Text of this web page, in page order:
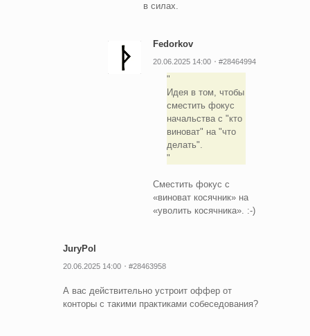
в силах.
Fedorkov
20.06.2025 14:00 #28464994
Идея в том, чтобы
сместить фокус
начальства с "кто
виноват" на "что
делать".
Сместить фокус с
«виноват косячник» на
«уволить косячника». :‑)
JuryPol
20.06.2025 14:00 #28463958
А вас действительно устроит оффер от
конторы с такими практиками собеседования?